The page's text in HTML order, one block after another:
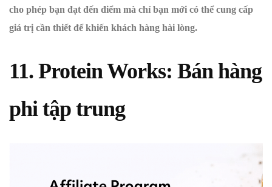
cho phép bạn đạt đến điểm mà chỉ bạn mới có thể cung cấp
giá trị cần thiết để khiến khách hàng hài lòng.
11. Protein Works: Bán hàng
phi tập trung